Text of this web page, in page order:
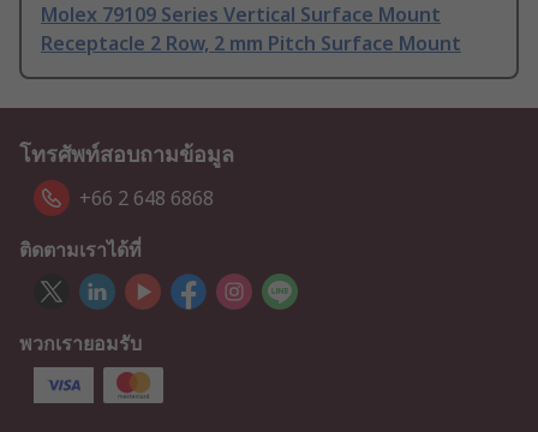
Molex 79109 Series Vertical Surface Mount
Receptacle 2 Row, 2 mm Pitch Surface Mount
โทรศัพท์สอบถามข้อมูล
+66 2 648 6868
ติดตามเราได้ที่
พวกเรายอมรับ